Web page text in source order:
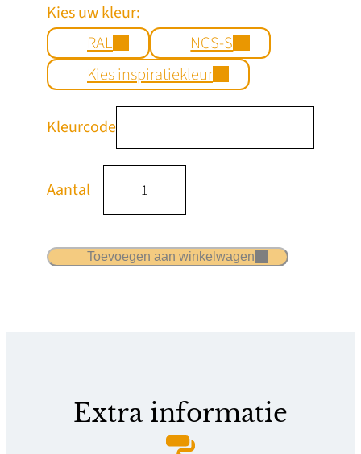
€
,
0
t
o
8
Kies uw kleur:
RAL
NCS-S
Kies inspiratiekleur
Kleurcode
Aantal
d
p
Toevoegen aan winkelwagen
Extra informatie